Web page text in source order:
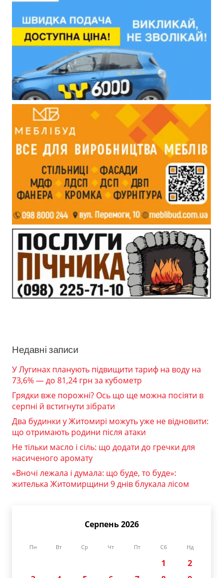
Недавні записи
У Лугинах планують підвищити тариф на воду на
73,6% — до 81,24 грн за кубометр
Грядки вже порожні? Ось що ще можна посіяти в
серпні й встигнути зібрати
Два будинки у Житомирі можуть уже не відновити:
що отримають родини після атаки
Не тільки масло і сіль: що додати до гречки для
насиченого аромату
«Вночі лежала і думала: що буде, то буде»:
жителька Житомирщини 9 днів блукала лісом
Серпень 2026
Пн Вт Ср Чт Пт Сб Нд
1
2